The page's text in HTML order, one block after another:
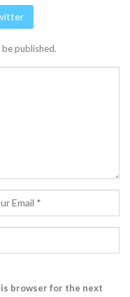
published.
browser for the next